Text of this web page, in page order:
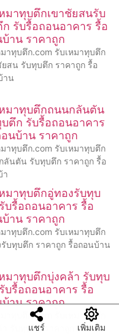
มาทุบตึกเขาชัยสนรับ
รับรื้อถอนอาคาร รื้อ
าน ราคาถูก
มาทุบตึก.com รับเหมาทุบตึก
ยสน รับทุบตึก ราคาถูก รื้อ
าน
หมาทุบตึกถนนกลันตัน
ตึก รับรื้อถอนอาคาร
นบ้าน ราคาถูก
มาทุบตึก.com รับเหมาทุบตึก
ลันตัน รับทุบตึก ราคาถูก รื้อ
า
มาทุบตึกอู่ทองรับทุบ
บรื้อถอนอาคาร รื้อ
าน ราคาถูก
มาทุบตึก.com รับเหมาทุบตึก
รับทุบตึก ราคาถูก รื้อถอนบ้าน
มาทุบตึกบุ่งคล้า รับทุบ
บรื้อถอนอาคาร รื้อ
าน ราคาถูก
าทุบตึก.com รับเหมาทุบตึก
า รับทุบตึก ราคาถูก รื้อถอน
แชร์ เพิ่มเติม